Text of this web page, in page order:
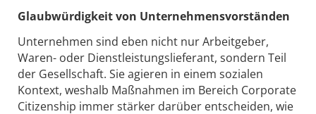
Glaubwürdigkeit von Unternehmensvorständen
Unternehmen sind eben nicht nur Arbeitgeber,
Waren- oder Dienstleistungslieferant, sondern Teil
der Gesellschaft. Sie agieren in einem sozialen
Kontext, weshalb Maßnahmen im Bereich Corporate
Citizenship immer stärker darüber entscheiden, wie